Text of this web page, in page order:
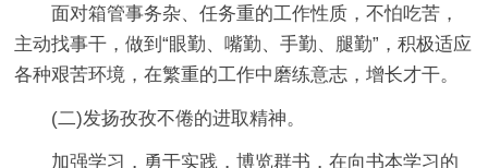
面对箱管事务杂、任务重的工作性质，不怕吃苦，
主动找事干，做到“眼勤、嘴勤、手勤、腿勤”，积极适应
各种艰苦环境，在繁重的工作中磨练意志，增长才干。
(二)发扬孜孜不倦的进取精神。
加强学习，勇于实践，博览群书，在向书本学习的